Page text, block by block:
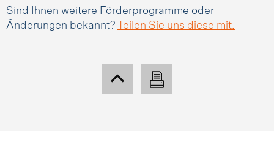
Sind Ihnen weitere Förderprogramme oder
Änderungen bekannt?
Teilen Sie uns diese mit.